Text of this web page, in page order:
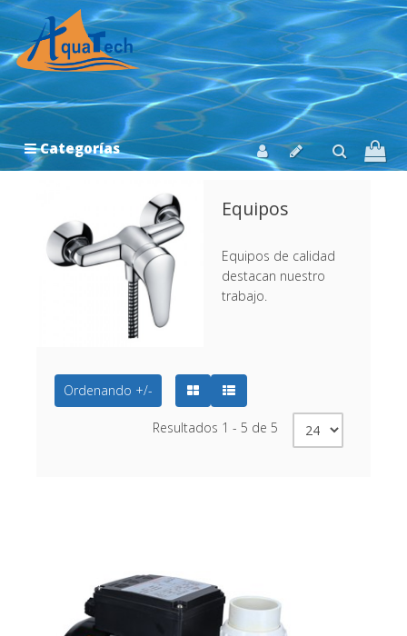
Categorías
Equipos
Equipos de calidad
destacan nuestro
trabajo.
Ordenando +/-
Resultados 1 - 5 de 5